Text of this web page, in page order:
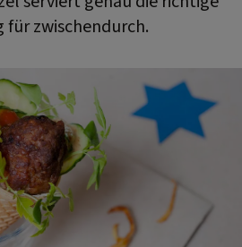
für zwischendurch.